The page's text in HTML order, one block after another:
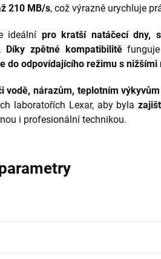
210 MB/s, což výrazně urychluje
ideální pro kratší natáčecí dny,
Díky zpětné kompatibilitěfunguje
do odpovídajícího režimu s nižšími
vodě, nárazům, teplotním
laboratořích Lexar, aby byla
i profesionální technikou.